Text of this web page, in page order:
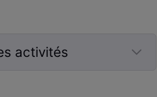
activités